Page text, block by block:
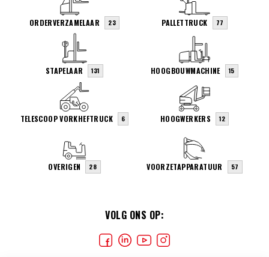
VOLG ONS OP:
ORDERVERZAMELAAR 23 PALLETTRUCK 77
STAPELAAR 131 HOOGBOUWMACHINE 15
TELESCOOP VORKHEFTRUCK 6 HOOGWERKERS 12
OVERIGEN 28 VOORZETAPPARATUUR 57